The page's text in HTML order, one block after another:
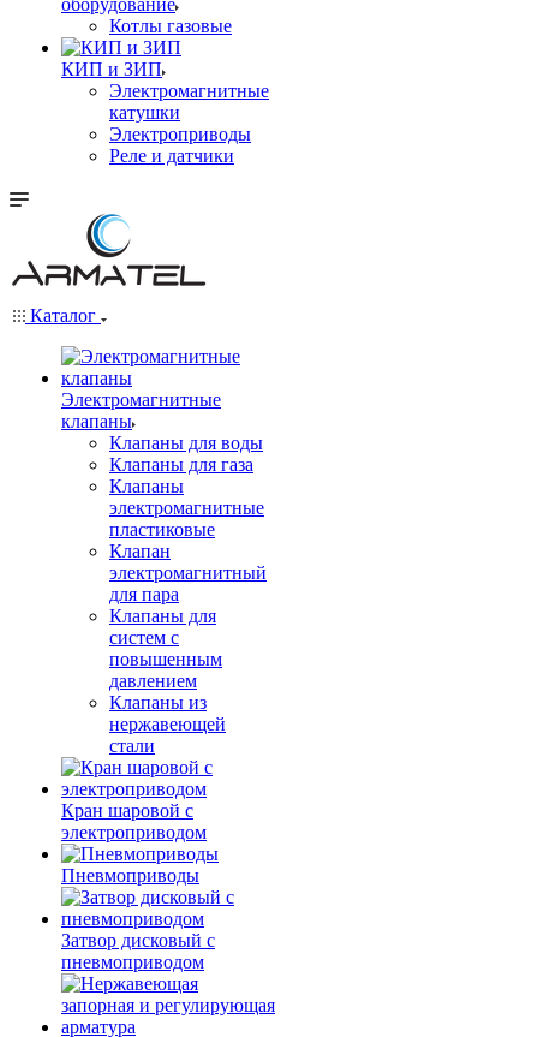
оборудование
Котлы газовые
КИП и ЗИП
Электромагнитные
катушки
Электроприводы
Реле и датчики
Каталог
Электромагнитные
клапаны
Клапаны для воды
Клапаны для газа
Клапаны
электромагнитные
пластиковые
Клапан
электромагнитный
для пара
Клапаны для
систем с
повышенным
давлением
Клапаны из
нержавеющей
стали
Кран шаровой с
электроприводом
Пневмоприводы
Затвор дисковый с
пневмоприводом